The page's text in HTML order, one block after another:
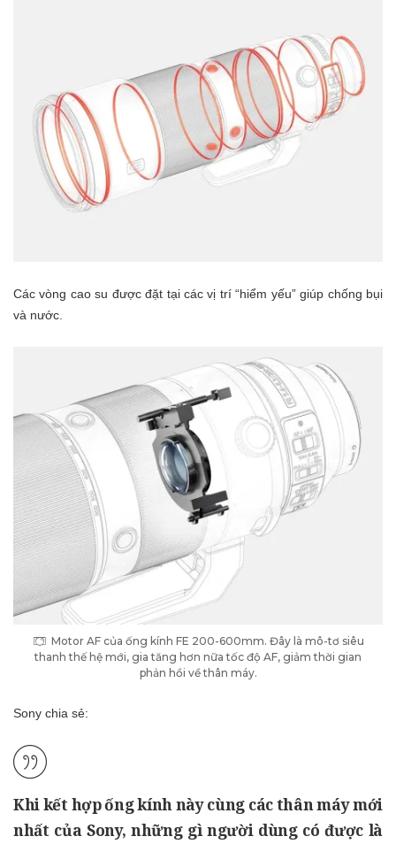
Các vòng cao su được đặt tại các vị trí “hiểm yếu” giúp chống bụi
và nước.
Motor AF của ống kính FE 200-600mm. Đây là mô-tơ siêu
thanh thế hệ mới, gia tăng hơn nữa tốc độ AF, giảm thời gian
phản hồi về thân máy.
Sony chia sẻ:
Khi kết hợp ống kính này cùng các thân máy mới
nhất của Sony, những gì người dùng có được là